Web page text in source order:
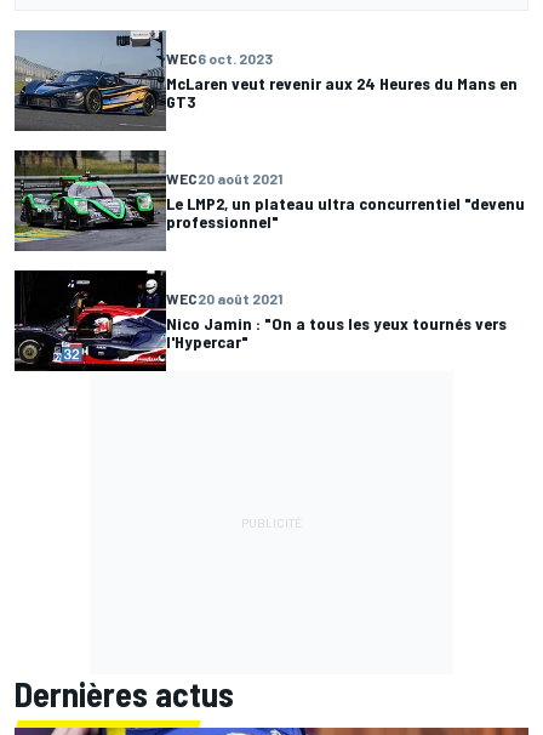
WEC6 oct. 2023
McLaren veut revenir aux 24 Heures du Mans en
GT3
WEC20 août 2021
Le LMP2, un plateau ultra concurrentiel "devenu
professionnel"
WEC20 août 2021
Nico Jamin : "On a tous les yeux tournés vers
l'Hypercar"
Dernières actus